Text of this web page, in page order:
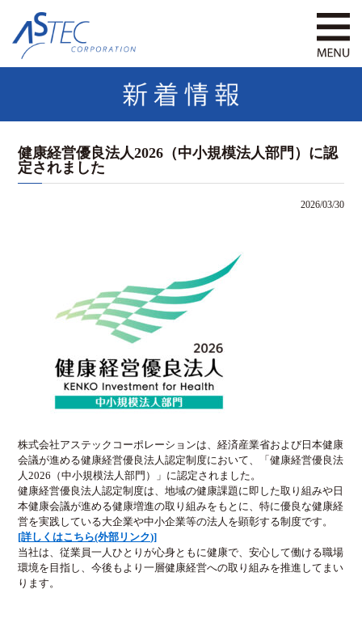
健康経営優良法人2026（中小規模法人部門）に認
定されました
2026/03/30
株式会社アステックコーポレーションは、経済産業省および日本健康
会議が進める健康経営優良法人認定制度において、「健康経営優良法
人2026（中小規模法人部門）」に認定されました。
健康経営優良法人認定制度は、地域の健康課題に即した取り組みや日
本健康会議が進める健康増進の取り組みをもとに、特に優良な健康経
営を実践している大企業や中小企業等の法人を顕彰する制度です。
[詳しくはこちら(外部リンク)]
当社は、従業員一人ひとりが心身ともに健康で、安心して働ける職場
環境を目指し、今後もより一層健康経営への取り組みを推進してまい
ります。